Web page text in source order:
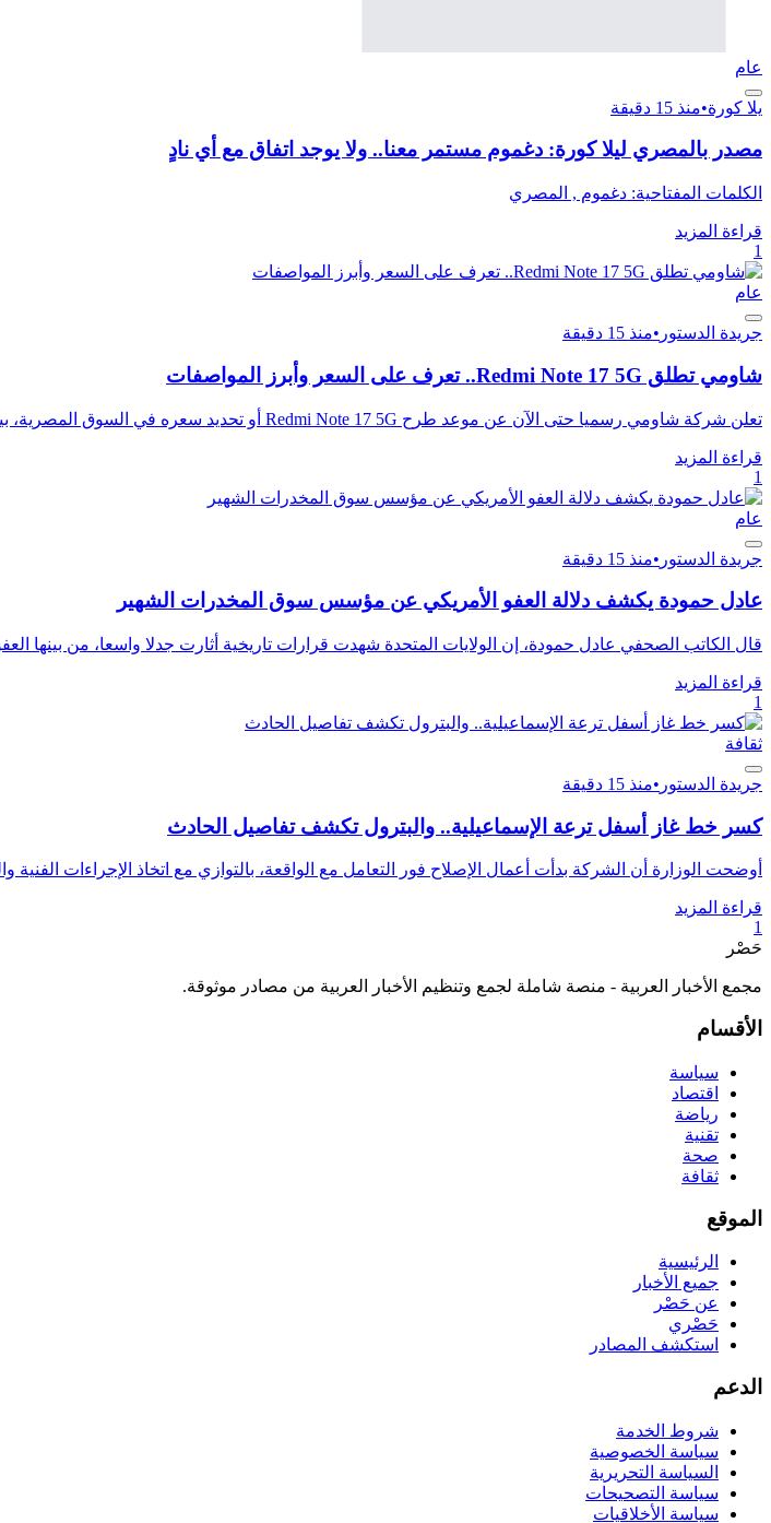
عام
يلا كورة•منذ 15 دقيقة
مصدر بالمصري ليلا كورة: دغموم مستمر معنا.. ولا يوجد اتفاق مع أي نادٍ
الكلمات المفتاحية: دغموم , المصري
قراءة المزيد
1
عام
جريدة الدستور •منذ 15 دقيقة
شاومي تطلق Redmi Note 17 5G.. تعرف على السعر وأبرز المواصفات
تعلن شركة شاومي رسميا حتى الآن عن موعد طرح Redmi Note 17 5G أو تحديد سعره في السوق المصرية، بينما تتوافر في مص...
قراءة المزيد
1
عام
جريدة الدستور •منذ 15 دقيقة
عادل حمودة يكشف دلالة العفو الأمريكي عن مؤسس سوق المخدرات الشهير
قال الكاتب الصحفي عادل حمودة، إن الولايات المتحدة شهدت قرارات تاريخية أثارت جدلا واسعا، من بينها
قراءة المزيد
1
ثقافة
جريدة الدستور •منذ 15 دقيقة
كسر خط غاز أسفل ترعة الإسماعيلية.. والبترول تكشف تفاصيل الحادث
أوضحت الوزارة أن الشركة بدأت أعمال الإصلاح فور التعامل مع الواقعة، بالتوازي مع اتخاذ الإجراءات الفنية
قراءة المزيد
1
حَصْر
مجمع الأخبار العربية - منصة شاملة لجمع وتنظيم الأخبار العربية من مصادر موثوقة.
الأقسام
سياسة
اقتصاد
رياضة
تقنية
صحة
ثقافة
الموقع
الرئيسية
جميع الأخبار
عن حَصْر
حَصْري
استكشف المصادر
الدعم
شروط الخدمة
سياسة الخصوصية
السياسة التحريرية
سياسة التصحيحات
سياسة الأخلاقيات